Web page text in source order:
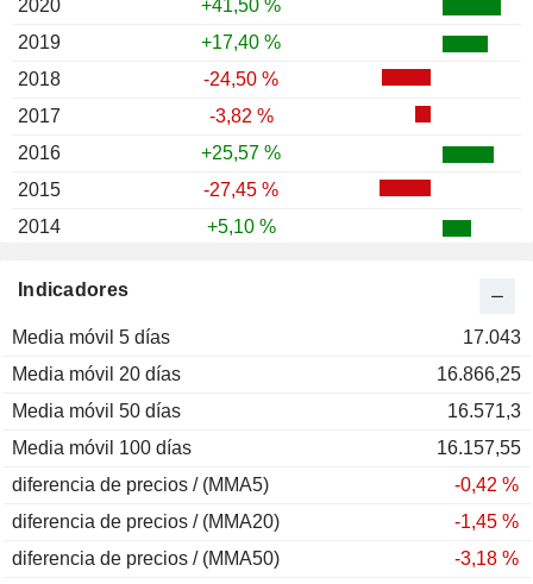
Indicadores
Media móvil 5 días
17.043
Media móvil 20 días
16.866,25
Media móvil 50 días
16.571,3
Media móvil 100 días
16.157,55
diferencia de precios / (MMA5)
-0,42 %
diferencia de precios / (MMA20)
-1,45 %
diferencia de precios / (MMA50)
-3,18 %
2020
+41,50 %
2019
+17,40 %
2018
-24,50 %
2017
-3,82 %
2016
+25,57 %
2015
-27,45 %
2014
+5,10 %
2012
2011
2010
2009
2008
2007
+2,26 %
2006
-18,40 %
2005
+44,25 %